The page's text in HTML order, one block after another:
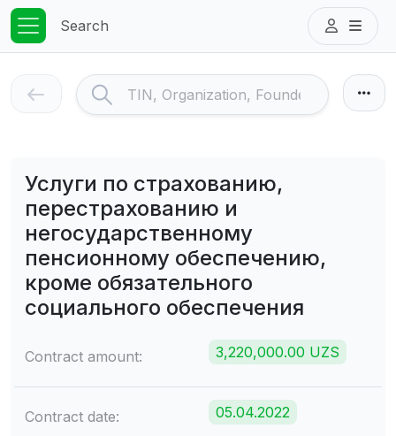
Search
Услуги по страхованию,
перестрахованию и
негосударственному
пенсионному обеспечению,
кроме обязательного
социального обеспечения
Contract amount: 3,220,000.00 UZS
Contract date: 05.04.2022